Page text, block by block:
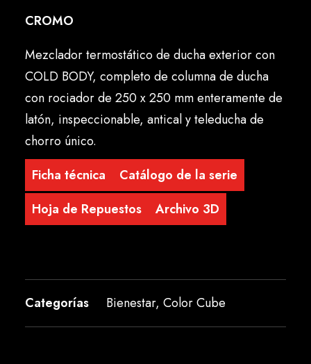
CROMO
Mezclador termostático de ducha exterior con
COLD BODY, completo de columna de ducha
con rociador de 250 x 250 mm enteramente de
latón, inspeccionable, antical y teleducha de
chorro único.
Ficha técnica
Catálogo de la serie
Hoja de Repuestos
Archivo 3D
Categorías Bienestar, Color Cube